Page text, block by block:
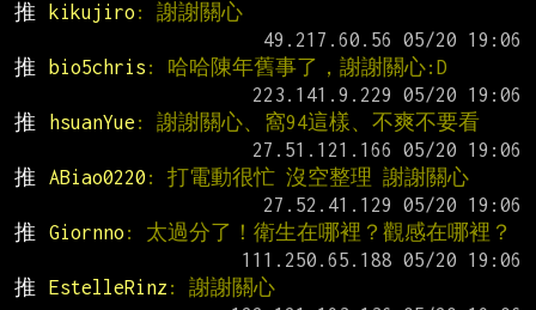
推
kikujiro : 謝謝關心
推
bio5chris : 哈哈陳年舊事了，謝謝關心:D
推
hsuanYue : 謝謝關心、窩94這樣、不爽不要看
推
ABiao0220 : 打電動很忙 沒空整理 謝謝關心
推
Giornno : 太過分了！衛生在哪裡？觀感在哪裡？
推
EstelleRinz : 謝謝關心